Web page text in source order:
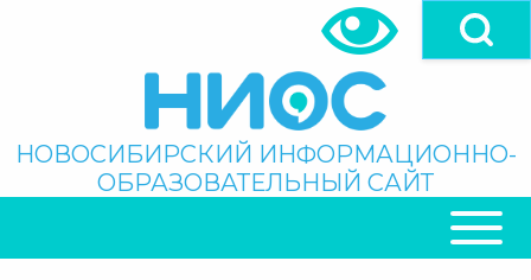
Поиск
НОВОСИБИРСКИЙ ИНФОРМАЦИОННО-
ОБРАЗОВАТЕЛЬНЫЙ САЙТ
НАВИГАЦИЯ